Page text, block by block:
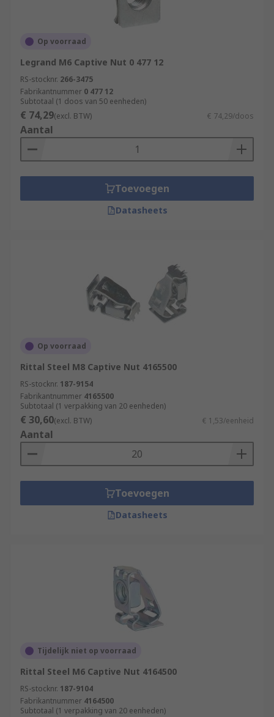
Op voorraad
Legrand M6 Captive Nut 0 477 12
RS-stocknr. 266-3475
Fabrikantnummer 0 477 12
Subtotaal (1 doos van 50 eenheden)
€ 74,29(excl. BTW) € 74,29/doos
Aantal
Toevoegen
Datasheets
Op voorraad
Rittal Steel M8 Captive Nut 4165500
RS-stocknr. 187-9154
Fabrikantnummer 4165500
Subtotaal (1 verpakking van 20 eenheden)
€ 30,60(excl. BTW) € 1,53/eenheid
Aantal
Toevoegen
Datasheets
Tijdelijk niet op voorraad
Rittal Steel M6 Captive Nut 4164500
RS-stocknr. 187-9104
Fabrikantnummer 4164500
Subtotaal (1 verpakking van 20 eenheden)